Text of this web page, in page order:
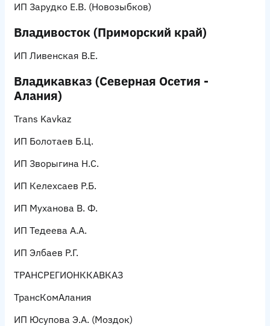
ИП Зарудко Е.В. (Новозыбков)
Владивосток (Приморский край)
ИП Ливенская В.Е.
Владикавказ (Северная Осетия -
Алания)
Trans Kavkaz
ИП Болотаев Б.Ц.
ИП Зворыгина Н.С.
ИП Келехсаев Р.Б.
ИП Муханова В. Ф.
ИП Тедеева А.А.
ИП Элбаев Р.Г.
ТРАНСРЕГИОНККАВКАЗ
ТрансКомАлания
ИП Юсупова Э.А. (Моздок)